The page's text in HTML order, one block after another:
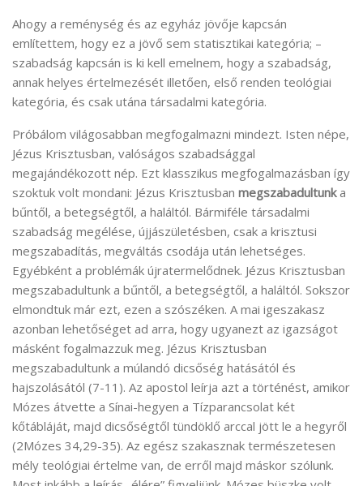
Ahogy a reménység és az egyház jövője kapcsán
említettem, hogy ez a jövő sem statisztikai kategória; –
szabadság kapcsán is ki kell emelnem, hogy a szabadság,
annak helyes értelmezését illetően, első renden teológiai
kategória, és csak utána társadalmi kategória.
Próbálom világosabban megfogalmazni mindezt. Isten népe,
Jézus Krisztusban, valóságos szabadsággal
megajándékozott nép. Ezt klasszikus megfogalmazásban így
szoktuk volt mondani: Jézus Krisztusban megszabadultunka
bűntől, a betegségtől, a haláltól. Bármiféle társadalmi
szabadság megélése, újjászületésben, csak a krisztusi
megszabadítás, megváltás csodája után lehetséges.
Egyébként a problémák újratermelődnek. Jézus Krisztusban
megszabadultunk a bűntől, a betegségtől, a haláltól. Sokszor
elmondtuk már ezt, ezen a szószéken. A mai igeszakasz
azonban lehetőséget ad arra, hogy ugyanezt az igazságot
másként fogalmazzuk meg. Jézus Krisztusban
megszabadultunk a múlandó dicsőség hatásától és
hajszolásától (7-11). Az apostol leírja azt a történést, amikor
Mózes átvette a Sínai-hegyen a Tízparancsolat két
kőtábláját, majd dicsőségtől tündöklő arccal jött le a hegyről
(2Mózes 34,29-35). Az egész szakasznak természetesen
mély teológiai értelme van, de erről majd máskor szólunk.